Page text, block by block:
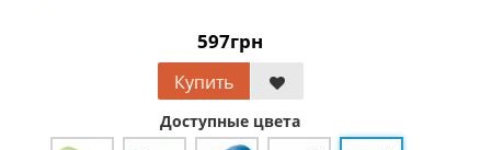
597грн
Купить
Доступные цвета